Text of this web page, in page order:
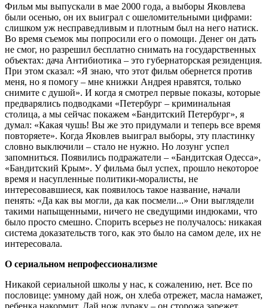
Фильм мы выпускали в мае 2000 года, а выборы Яковлева
были осенью, он их выиграл с ошеломительными цифрами:
слишком уж несправедливым и плотным был на него натиск.
Во время съемок мы попросили его о помощи. Денег он дать
не смог, но разрешил бесплатно снимать на государственных
объектах: дача Антибиотика – это губернаторская резиденция.
При этом сказал: «Я знаю, что этот фильм обернется против
меня, но я помогу – мне книжки Андрея нравятся, только
снимите с душой». И когда я смотрел первые показы, которые
предварялись подводками «Петербург – криминальная
столица, а мы сейчас покажем «Бандитский Петербург», я
думал: «Какая чушь! Вы же это придумали и теперь все время
повторяете». Когда Яковлев выиграл выборы, эту пластинку
словно выключили – стало не нужно. Но лозунг успел
запомниться. Появились подражатели – «Бандитская Одесса»,
«Бандитский Крым». У фильма был успех, прошло некоторое
время и насупленные политики-моралисты, не
интересовавшиеся, как появилось такое название, начали
пенять: «Да как вы могли, да как посмели...» Они выглядели
такими напыщенными, ничего не сведущими индюками, что
было просто смешно. Спорить всерьез не получалось: никакая
система доказательств того, как это было на самом деле, их не
интересовала.
О сериальном непрофессионализме
Никакой сериальной школы у нас, к сожалению, нет. Все по
пословице: умному дай нож, он хлеба отрежет, масла намажет,
ребенка накормит. Дай нож дураку – он сторожа зарежет,